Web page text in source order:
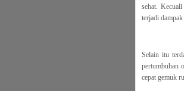
sehat.
terjadi
Selain itu
pertumbuhan
cepat gemuk